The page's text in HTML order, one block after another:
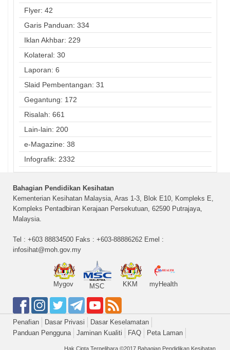
Flyer: 42
Garis Panduan: 334
Iklan Akhbar: 229
Kolateral: 30
Laporan: 6
Slaid Pembentangan: 31
Gegantung: 172
Risalah: 661
Lain-lain: 200
e-Magazine: 38
Infografik: 2332
Bahagian Pendidikan Kesihatan
Kementerian Kesihatan Malaysia, Aras 1-3, Blok E10, Kompleks E,
Kompleks Pentadbiran Kerajaan Persekutuan, 62590 Putrajaya,
Malaysia.
Tel : +603 88834500 Faks : +603-88886262 Emel :
infosihat@moh.gov.my
Mygov MSC KKM myHealth
Penafian Dasar Privasi
Dasar Keselamatan
Panduan Pengguna
Jaminan Kualiti FAQ Peta Laman
Hak Cipta Terpelihara ©2017 Bahagian Pendidikan Kesihatan,